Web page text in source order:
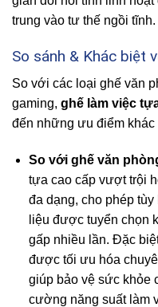
trung vào tư thế ngồi tĩnh.
So sánh & Khác biệt
So với các loại ghế văn
gaming, ghế làm việc
đến những ưu điểm khác
So với ghế văn
tựa cao cấp vượt trội
đa dạng, cho phép
liệu được tuyển chọn
gấp nhiều lần. Đặc
được tối ưu hóa
giúp bảo vệ sức khỏe
cường năng suất làm